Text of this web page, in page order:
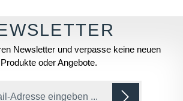
Newsletter und verpasse keine neuen
Produkte oder Angebote.
E-Mail-Adresse*